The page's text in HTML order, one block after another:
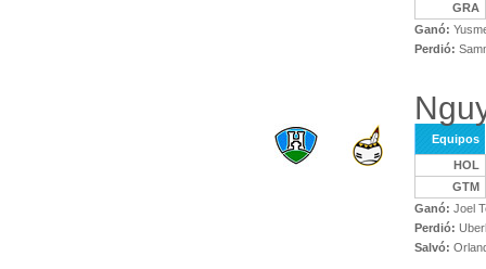
GRA
Ganó:
Perdió:
Equipos
HOL
GTM
Ganó: Joel
Perdió:
Salvó: